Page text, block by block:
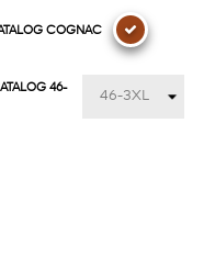
COGNAC
46-